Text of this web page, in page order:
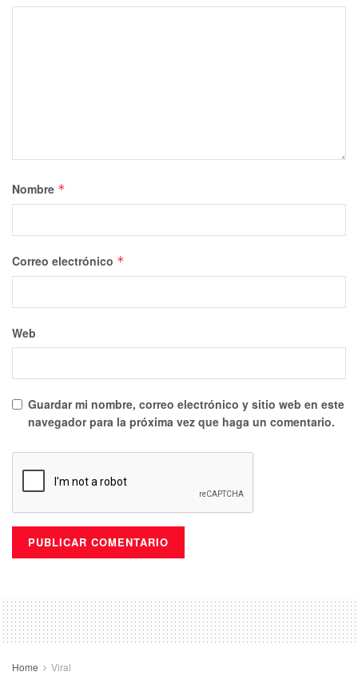
Nombre *
Correo electrónico *
Web
Guardar mi nombre, correo electrónico y sitio web en este
navegador para la próxima vez que haga un comentario.
Home Viral